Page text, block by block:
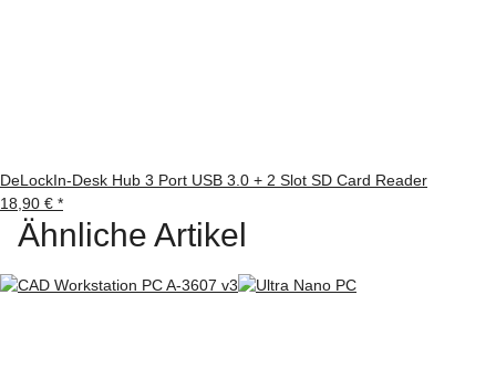
DeLockIn-Desk Hub 3 Port USB 3.0 + 2 Slot SD Card Reader
18,90 € *
Ähnliche Artikel